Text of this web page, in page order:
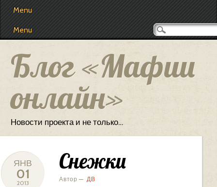
Main menu
Menu
Menu
Блог «Мафии
онлайн»
Новости проекта и не только…
ЯНВ
01
2013
Снежки
Автор — ДВ